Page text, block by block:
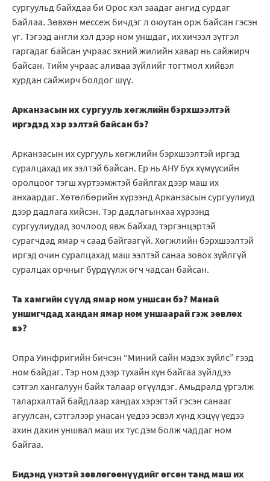
сургуульд байхдаа би Орос хэл заадаг ангид сурдаг
байлаа. Зөвхөн мессеж бичдэг л оюутан орж байсан гэсэн
үг. Тэгээд англи хэл дээр ном уншдаг, их хичээл зүтгэл
гаргадаг байсан учраас эхний жилийн хавар нь сайжирч
байсан. Тийм учраас аливаа зүйлийг тогтмол хийвэл
хурдан сайжирч болдог шүү.
Арканзасын их сургууль хөгжлийн бэрхшээлтэй
иргэдэд хэр ээлтэй байсан бэ?
Арканзасын их сургууль хөгжлийн бэрхшээлтэй иргэд
суралцахад их ээлтэй байсан. Ер нь АНУ бүх хүмүүсийн
оролцоог тэгш хүртээмжтэй байлгах дээр маш их
анхаардаг. Хөтөлбөрийн хүрээнд Арканзасын сургуулиуд
дээр дадлага хийсэн. Тэр дадлагынхаа хүрээнд
сургуулиудад зочлоод явж байхад тэргэнцэртэй
сурагчдад ямар ч саад байгаагүй. Хөгжлийн бэрхшээлтэй
иргэд очин суралцахад маш ээлтэй санаа зовох зүйлгүй
суралцах орчныг бүрдүүлж өгч чадсан байсан.
Та хамгийн сүүлд ямар ном уншсан бэ? Манай
уншигчдад хандан ямар ном уншаарай гэж зөвлөх
вэ?
Опра Уинфригийн бичсэн “Миний сайн мэдэх зүйлс” гээд
ном байдаг. Тэр ном дээр тухайн хүн байгаа зүйлдээ
сэтгэл хангалуун байх талаар өгүүлдэг. Амьдралд үргэлж
талархалтай байдлаар хандах хэрэгтэй гэсэн санааг
агуулсан, сэтгэлээр унасан үедээ эсвэл хүнд хэцүү үедээ
ахин дахин уншвал маш их тус дэм болж чаддаг ном
байгаа.
Бидэнд үнэтэй зөвлөгөөнүүдийг өгсөн танд маш их